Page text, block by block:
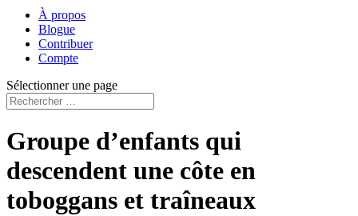
À propos
Blogue
Contribuer
Compte
Sélectionner une page
Groupe d’enfants qui
descendent une côte en
toboggans et traîneaux